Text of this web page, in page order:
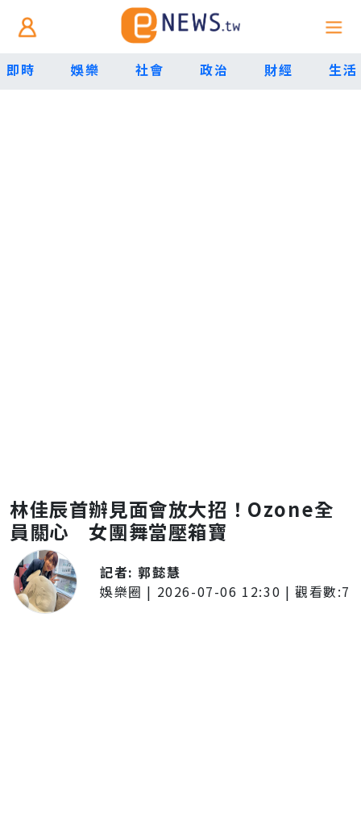
即時 娛樂 社會 政治 財經 生活
林佳辰首辦見面會放大招！Ozone全
員關心 女團舞當壓箱寶
記者:郭懿慧
娛樂圈 | 2026-07-06 12:30 | 觀看數:7